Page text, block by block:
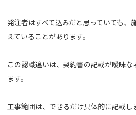
発注者はすべて込みだと思っていても、
えていることがあります。
この認識違いは、契約書の記載が曖昧な
ます。
工事範囲は、できるだけ具体的に記載し